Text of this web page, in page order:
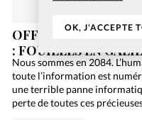
OK, J'ACCEPTE
OFFREZ-VOUS UN
: FOUILLES EN
Nous sommes en 2084.
toute l’information est
une terrible panne
perte de toutes ces